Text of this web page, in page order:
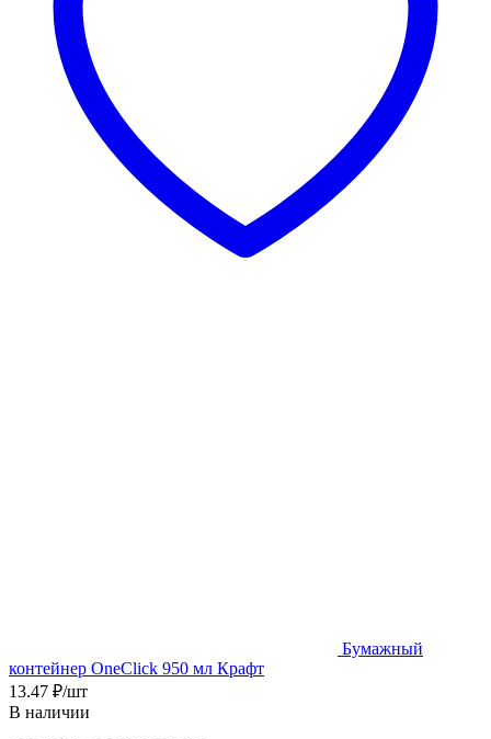
Бумажный
контейнер OneClick 950 мл Крафт
13.47 ₽/шт
В наличии